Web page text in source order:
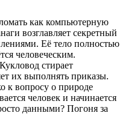
как компьютерную
возглавляет секретный
Её тело полностью
человеческим.
стирает
их выполнять приказы.
к вопросу о природе
человек и начинается
данными? Погоня за